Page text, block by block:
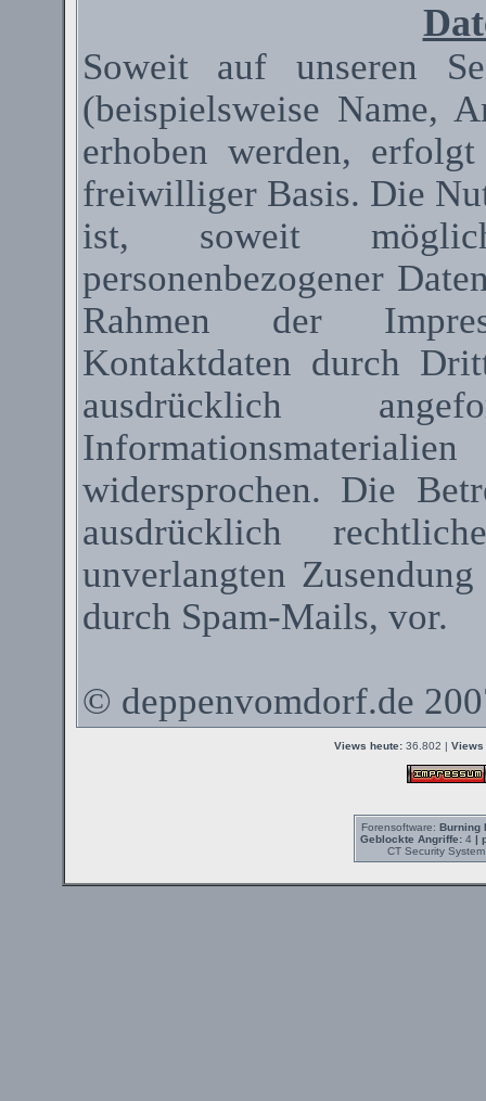
Soweit auf unseren
(beispielsweise Name,
erhoben werden,
freiwilliger Basis. Die
ist, soweit
personenbezogener
Rahmen der
Kontaktdaten durch
ausdrücklich
widersprochen. Die
ausdrücklich
unverlangten
durch Spam-Mails, vor.
© deppenvomdorf.de
Views heute:36.802 | Views
Forensoftware: Burning
Geblockte Angriffe:4 |
CT Security